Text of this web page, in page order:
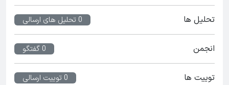
تحلیل ها 0 تحلیل های ارسالی
انجمن 0 گفتگو
توییت ها 0 توییت ارسالی